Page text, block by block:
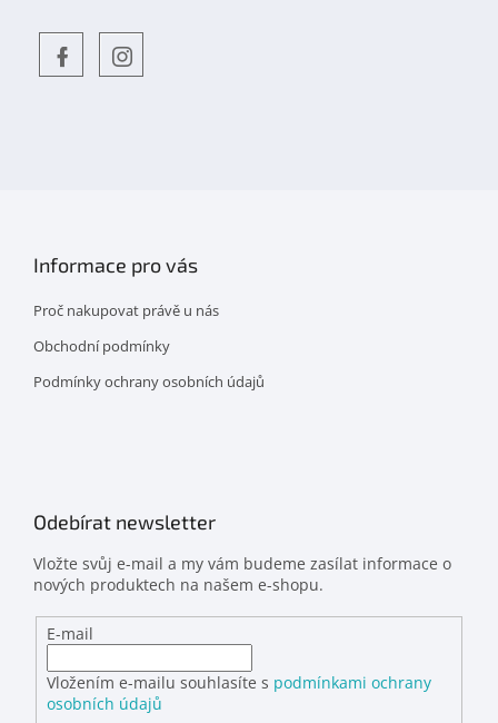
Informace pro vás
Proč nakupovat právě u nás
Obchodní podmínky
Podmínky ochrany osobních údajů
Odebírat newsletter
Vložte svůj e-mail a my vám budeme zasílat informace o
nových produktech na našem e-shopu.
E-mail
Vložením e-mailu souhlasíte s podmínkami ochrany
osobních údajů